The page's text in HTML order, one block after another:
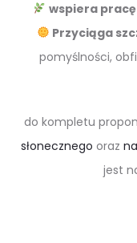
wspiera pracę
Przyciąga
pomyślności,
do kompletu
słonecznego oraz
jest